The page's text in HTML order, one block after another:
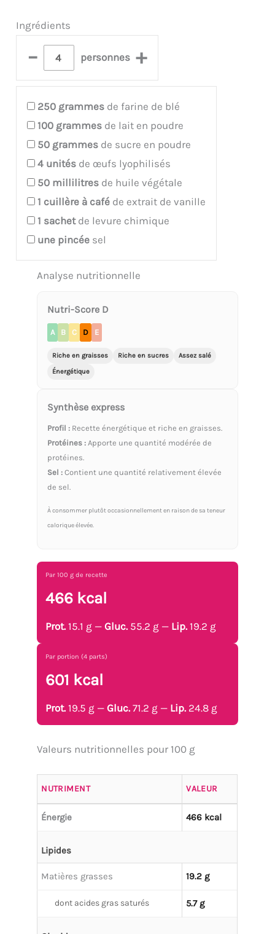
Ingrédients
– personnes +
250 grammes de farine de blé
100 grammes de lait en poudre
50 grammes de sucre en poudre
4 unités de œufs lyophilisés
50 millilitres de huile végétale
1 cuillère à café de extrait de vanille
1 sachetde levure chimique
une pincée sel
Analyse nutritionnelle
Nutri-Score D
A B C D E
Riche en graisses Riche en sucres
Assez salé
Énergétique
Synthèse express
Profil : Recette énergétique et riche en graisses.
Protéines : Apporte une quantité modérée de
protéines.
Sel : Contient une quantité relativement élevée
de sel.
À consommer plutôt occasionnellement en raison de sa teneur
calorique élevée.
Par 100 g de recette
466 kcal
Prot.15.1 g —Gluc.55.2 g — Lip.19.2 g
Par portion (4 parts)
601 kcal
Prot.19.5 g —Gluc.71.2 g — Lip.24.8 g
Valeurs nutritionnelles pour 100 g
NUTRIMENT VALEUR
Énergie 466 kcal
Lipides
Matières grasses 19.2 g
dont acides gras saturés 5.7 g